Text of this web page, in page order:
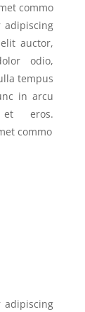
commo
adipiscing
auctor,
odio,
tempus
in arcu
et eros.
commo
adipiscing